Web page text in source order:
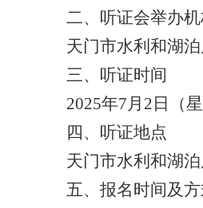
二、听证会举办
天门市水利和湖
三、听证时间
2025年7月 2 日（
四、听证地点
天门市水利和湖
五、报名时间及